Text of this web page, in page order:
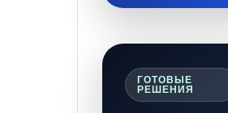
ГОТОВЫЕ
РЕШЕНИЯ